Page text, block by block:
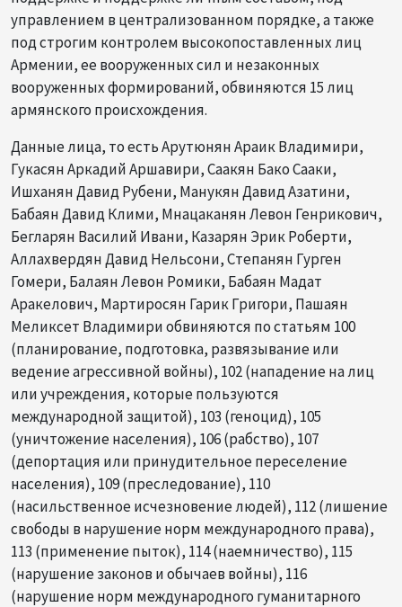
управлением в централизованном порядке, а также
под строгим контролем высокопоставленных лиц
Армении, ее вооруженных сил и незаконных
вооруженных формирований, обвиняются 15 лиц
армянского происхождения.
Данные лица, то есть Арутюнян Араик Владимири,
Гукасян Аркадий Аршавири, Саакян Бако Сааки,
Ишханян Давид Рубени, Манукян Давид Азатини,
Бабаян Давид Клими, Мнацаканян Левон Генрикович,
Бегларян Василий Ивани, Казарян Эрик Роберти,
Аллахвердян Давид Нельсони, Степанян Гурген
Гомери, Балаян Левон Ромики, Бабаян Мадат
Аракелович, Мартиросян Гарик Григори, Пашаян
Меликсет Владимири обвиняются по статьям 100
(планирование, подготовка, развязывание или
ведение агрессивной войны), 102 (нападение на лиц
или учреждения, которые пользуются
международной защитой), 103 (геноцид), 105
(уничтожение населения), 106 (рабство), 107
(депортация или принудительное переселение
населения), 109 (преследование), 110
(насильственное исчезновение людей), 112 (лишение
свободы в нарушение норм международного права),
113 (применение пыток), 114 (наемничество), 115
(нарушение законов и обычаев войны), 116
(нарушение норм международного гуманитарного